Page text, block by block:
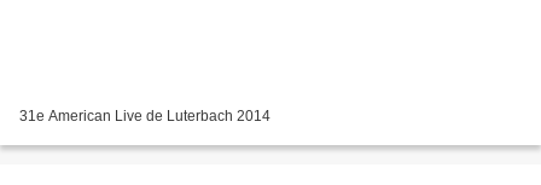
31e American Live de Luterbach 2014